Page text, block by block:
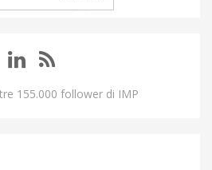
155.000 follower di IMP